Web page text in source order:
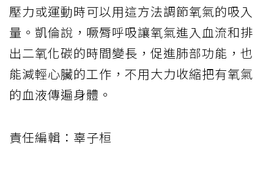
壓力或運動時可以用這方法調節氧氣的吸入
量。凱倫說，噘脣呼吸讓氧氣進入血流和排
出二氧化碳的時間變長，促進肺部功能，也
能減輕心臟的工作，不用大力收縮把有氧氣
的血液傳遍身體。
責任編輯：辜子桓